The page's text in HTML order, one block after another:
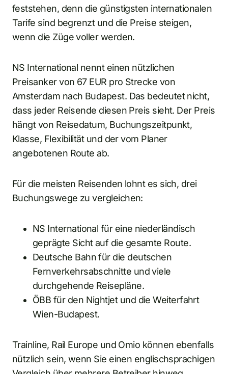
feststehen, denn die günstigsten internationalen
Tarife sind begrenzt und die Preise steigen,
wenn die Züge voller werden.
NS International nennt einen nützlichen
Preisanker von 67 EUR pro Strecke von
Amsterdam nach Budapest. Das bedeutet nicht,
dass jeder Reisende diesen Preis sieht. Der Preis
hängt von Reisedatum, Buchungszeitpunkt,
Klasse, Flexibilität und der vom Planer
angebotenen Route ab.
Für die meisten Reisenden lohnt es sich, drei
Buchungswege zu vergleichen:
NS International für eine niederländisch
geprägte Sicht auf die gesamte Route.
Deutsche Bahn für die deutschen
Fernverkehrsabschnitte und viele
durchgehende Reisepläne.
ÖBB für den Nightjet und die Weiterfahrt
Wien-Budapest.
Trainline, Rail Europe und Omio können ebenfalls
nützlich sein, wenn Sie einen englischsprachigen